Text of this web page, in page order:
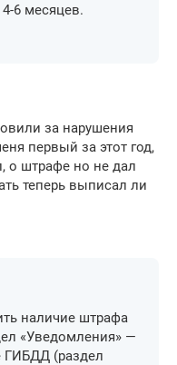
6 месяцев.
за нарушения
первый за этот год,
о штрафе но не дал
теперь выписал ли
наличие штрафа
«Уведомления» —
ГИБДД (раздел